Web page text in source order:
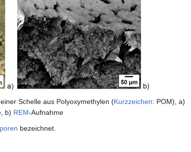
einer Schelle aus Polyoxymethylen (Kurzzeichen: POM), a)
b) REM-Aufnahme
bezeichnet.